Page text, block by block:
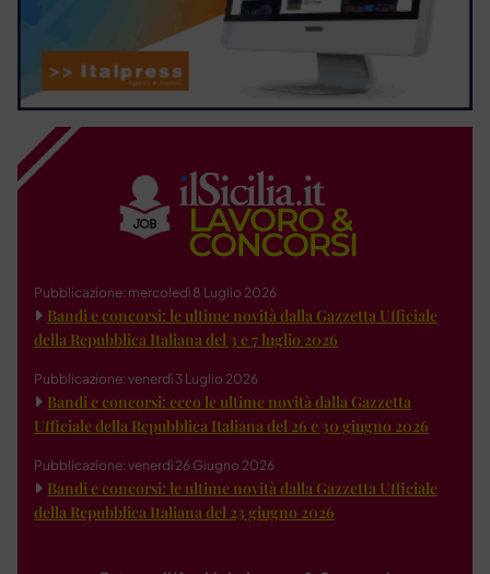
Pubblicazione: mercoledì 8 Luglio 2026
Bandi e concorsi: le ultime novità dalla Gazzetta Ufficiale
della Repubblica Italiana del 3 e 7 luglio 2026
Pubblicazione: venerdì 3 Luglio 2026
Bandi e concorsi: ecco le ultime novità dalla Gazzetta
Ufficiale della Repubblica Italiana del 26 e 30 giugno 2026
Pubblicazione: venerdì 26 Giugno 2026
Bandi e concorsi: le ultime novità dalla Gazzetta Ufficiale
della Repubblica Italiana del 23 giugno 2026